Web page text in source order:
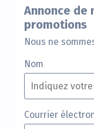
Annonce
promotions
Nous ne
Nom
Courrier